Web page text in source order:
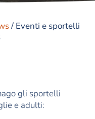
/ Eventi e sportelli
gli sportelli
e adulti: